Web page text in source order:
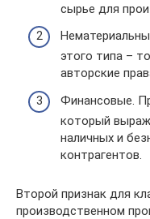
сырье для
этого типа –
авторские
Финансовые.
который
наличных и
контрагентов.
Второй признак для
производственном